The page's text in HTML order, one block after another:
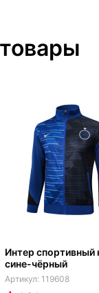
Интер
сине-чёрный
119608